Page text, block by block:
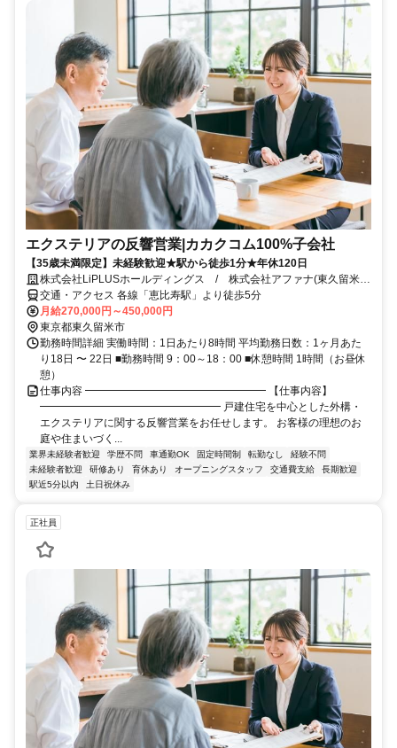
エクステリアの反響営業|カカクコム100%子会社
【35歳未満限定】未経験歓迎★駅から徒歩1分★年休120日
株式会社LiPLUSホールディングス / 株式会社アファナ(東久留米駅
徒歩1分)
交通・アクセス 各線「恵比寿駅」より徒歩5分
月給270,000円～450,000円
東京都東久留米市
勤務時間詳細 実働時間：1日あたり8時間 平均勤務日数：1ヶ月あた
り18日 〜 22日 ■勤務時間 9：00～18：00 ■休憩時間 1時間（お昼休
憩）
仕事内容 ━━━━━━━━━━━━━━━━━ 【仕事内容】
━━━━━━━━━━━━━━━━━ 戸建住宅を中心とした外構・
エクステリアに関する反響営業をお任せします。 お客様の理想のお
庭や住まいづく...
業界未経験者歓迎 学歴不問 車通勤OK 固定時間制 転勤なし
経験不問
未経験者歓迎
研修あり 育休あり オープニングスタッフ 交通費支給
長期歓迎
駅近5分以内
土日祝休み
正社員